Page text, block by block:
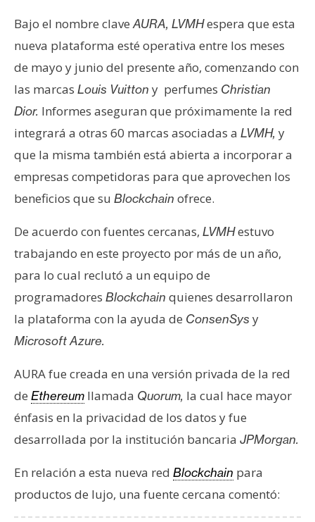
r
e
m
I
A
á
s
i
s
N
o
t
a
s
e
P
Bajo el nombre clave AURA, LVMHespera que esta
nueva plataforma esté operativa entre los meses
de mayo y junio del presente año, comenzando con
las marcas Louis Vuitton y perfumes Christian
Dior. Informes aseguran que próximamente la red
integrará a otras 60 marcas asociadas a LVMH, y
que la misma también está abierta a incorporar a
empresas competidoras para que aprovechen los
beneficios que su Blockchain ofrece.
De acuerdo con fuentes cercanas, LVMHestuvo
trabajando en este proyecto por más de un año,
para lo cual reclutó a un equipo de
programadores Blockchain quienes desarrollaron
la plataforma con la ayuda de ConsenSys y
Microsoft Azure.
AURA fue creada en una versión privada de la red
de Ethereum llamada Quorum, la cual hace mayor
énfasis en la privacidad de los datos y fue
desarrollada por la institución bancaria JPMorgan.
En relación a esta nueva red Blockchain para
productos de lujo, una fuente cercana comentó: